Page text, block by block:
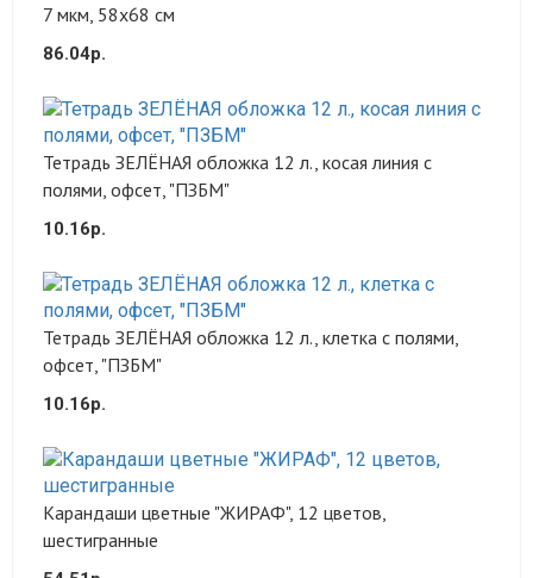
7 мкм, 58х68 см
86.04р.
Тетрадь ЗЕЛЁНАЯ обложка 12 л., косая линия с
полями, офсет, "ПЗБМ"
10.16р.
Тетрадь ЗЕЛЁНАЯ обложка 12 л., клетка с полями,
офсет, "ПЗБМ"
10.16р.
Карандаши цветные "ЖИРАФ", 12 цветов,
шестигранные